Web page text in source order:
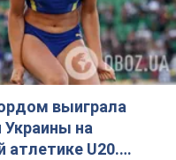
выиграла
на
атлетике U20.